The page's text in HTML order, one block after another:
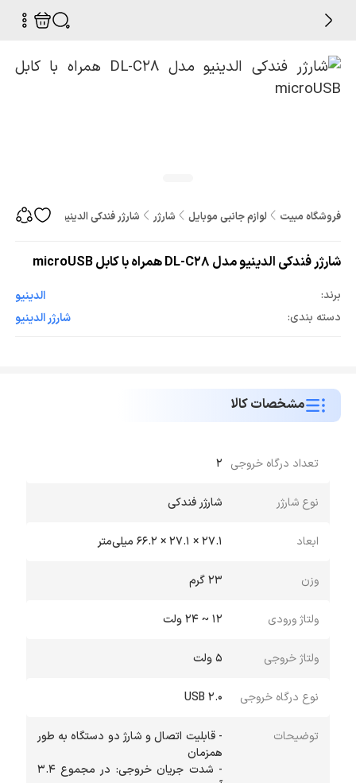
فروشگاه مبیت لوازم جانبی موبایل شارژر شارژر فندکی الدینیو مدل DL-C28 همراه با کابل microUSB
شارژر فندکی الدینیو مدل DL-C28 همراه با کابل microUSB
برند:
الدینیو
دسته بندی:
شارژر الدینیو
مشخصات کالا
تعداد درگاه خروجی 2
نوع شارژر شارژر فندکی
ابعاد 27.1 × 27.1 × 66.2 میلی‌متر
وزن 23 گرم
ولتاژ ورودی 12 ~ 24 ولت
ولتاژ خروجی 5 ولت
نوع درگاه خروجی USB 2.0
توضیحات
- قابلیت اتصال و شارژ دو دستگاه به طور
همزمان
- شدت جریان خروجی: در مجموع 3.4